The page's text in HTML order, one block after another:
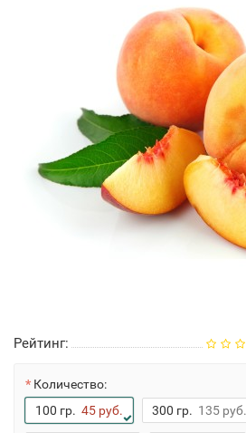
Рейтинг:
Количество:
100 гр. 45 руб. 300 гр. 135 руб.